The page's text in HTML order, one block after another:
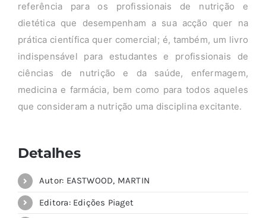
referência para os profissionais de nutrição e
dietética que desempenham a sua acção quer na
prática científica quer comercial; é, também, um livro
indispensável para estudantes e profissionais de
ciências de nutrição e da saúde, enfermagem,
medicina e farmácia, bem como para todos aqueles
que consideram a nutrição uma disciplina excitante.
Detalhes
Autor: EASTWOOD, MARTIN
Editora: Edições Piaget